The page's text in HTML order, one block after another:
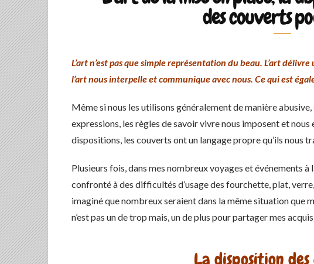
des couverts
L’art n’est pas que simple représentation du beau. L’art
l’art nous interpelle et communique avec nous. Ce qui est
Même si nous les utilisons généralement de manière
expressions, les règles de savoir vivre nous imposent et
dispositions, les couverts ont un langage propre qu’ils nous
Plusieurs fois, dans mes nombreux voyages et événements à
confronté à des difficultés d’usage des fourchette, plat,
imaginé que nombreux seraient dans la même situation que
n’est pas un de trop mais, un de plus pour partager mes
La disposition